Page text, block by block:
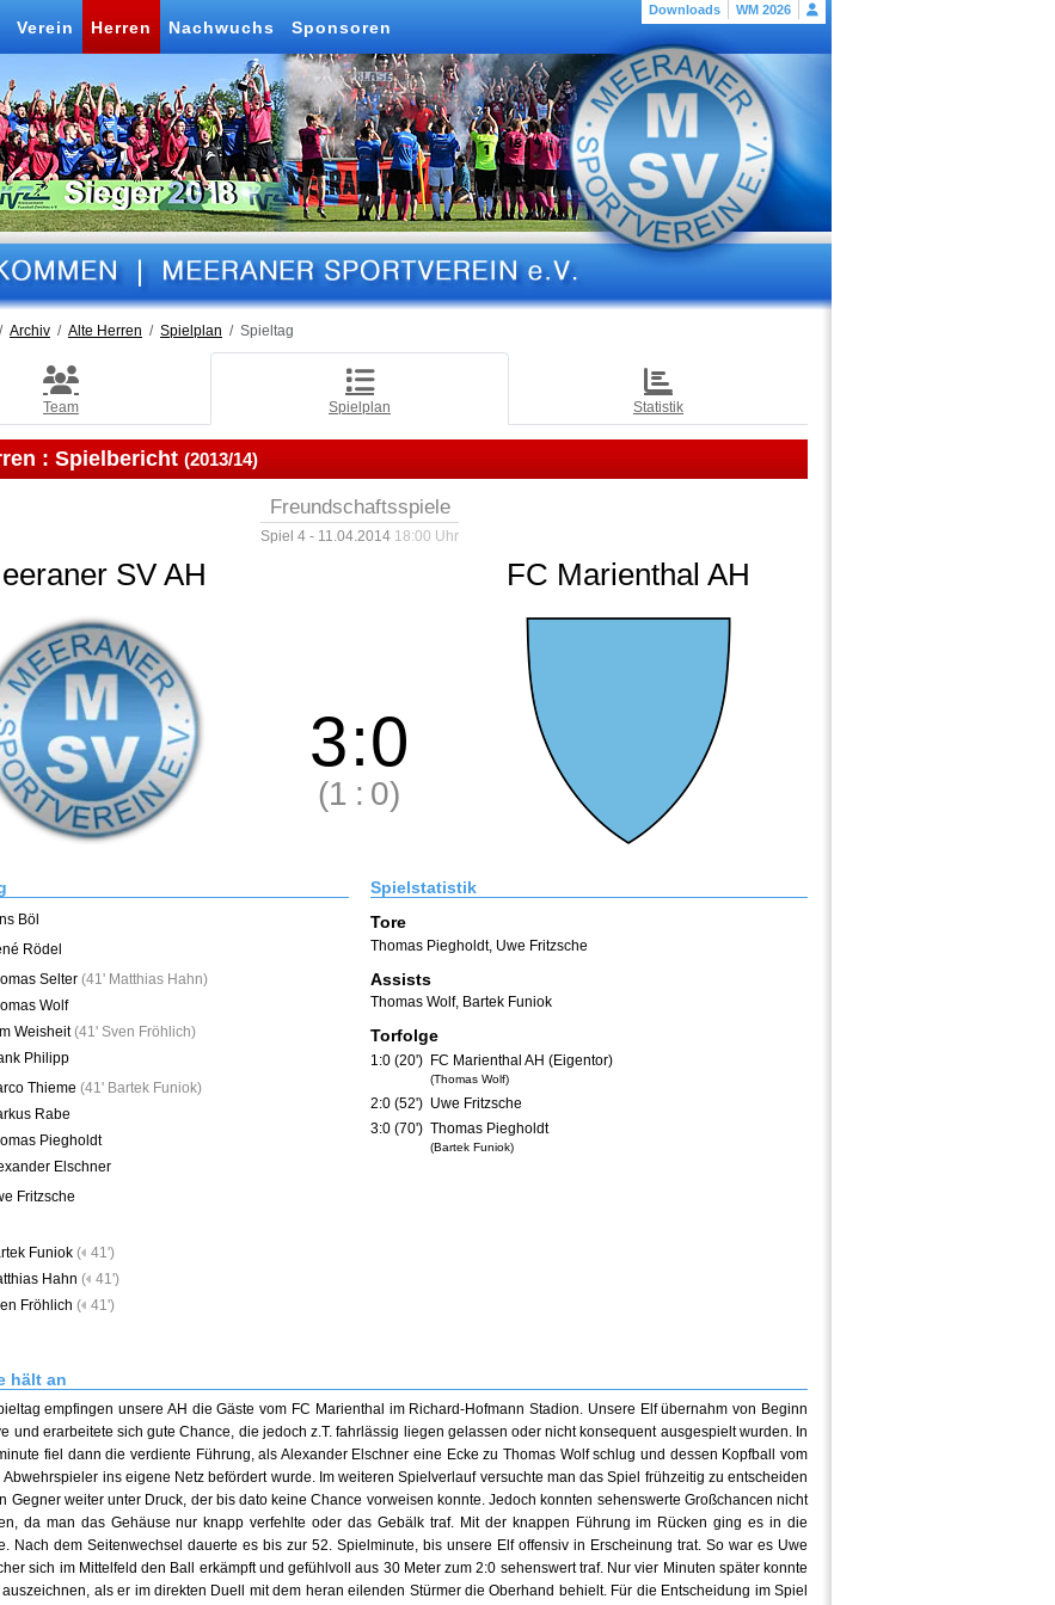
Downloads WM 2026
Verein Herren Nachwuchs Sponsoren
Archiv Alte Herren Spielplan Spieltag
Team Spielplan Statistik
: Spielbericht (2013/14)
Freundschaftsspiele
Spiel 4 - 11.04.2014 18:00 Uhr
SV AH FC Marienthal AH
3:0
(1 : 0)
Böl
Rödel
Selter (41' Matthias Hahn)
Wolf
Weisheit (41' Sven Fröhlich)
Philipp
Thieme (41' Bartek Funiok)
Rabe
Piegholdt
Elschner
Fritzsche
Funiok ( 41')
Hahn ( 41')
Fröhlich ( 41')
Spielstatistik
Tore
Thomas Piegholdt, Uwe Fritzsche
Assists
Thomas Wolf, Bartek Funiok
Torfolge
1:0 (20') FC Marienthal AH (Eigentor)
(Thomas Wolf)
2:0 (52') Uwe Fritzsche
3:0 (70') Thomas Piegholdt
(Bartek Funiok)
hält an
empfingen unsere AH die Gäste vom FC Marienthal im Richard-Hofmann Stadion. Unsere Elf übernahm von Beginn
und erarbeitete sich gute Chance, die jedoch z.T. fahrlässig liegen gelassen oder nicht konsequent ausgespielt wurden. In
fiel dann die verdiente Führung, als Alexander Elschner eine Ecke zu Thomas Wolf schlug und dessen Kopfball vom
ins eigene Netz befördert wurde. Im weiteren Spielverlauf versuchte man das Spiel frühzeitig zu entscheiden
Gegner weiter unter Druck, der bis dato keine Chance vorweisen konnte. Jedoch konnten sehenswerte Großchancen nicht
da man das Gehäuse nur knapp verfehlte oder das Gebälk traf. Mit der knappen Führung im Rücken ging es in die
Nach dem Seitenwechsel dauerte es bis zur 52. Spielminute, bis unsere Elf offensiv in Erscheinung trat. So war es Uwe
sich im Mittelfeld den Ball erkämpft und gefühlvoll aus 30 Meter zum 2:0 sehenswert traf. Nur vier Minuten später konnte
als er im direkten Duell mit dem heran eilenden Stürmer die Oberhand behielt. Für die Entscheidung im Spiel